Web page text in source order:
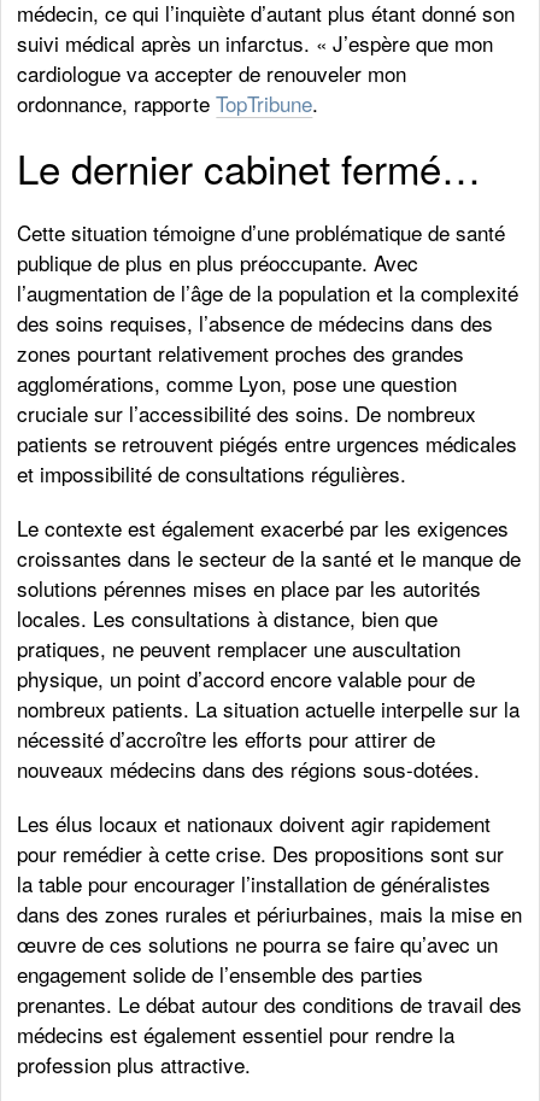
médecin, ce qui l’inquiète d’autant plus étant donné son
suivi médical après un infarctus. « J’espère que mon
cardiologue va accepter de renouveler mon
ordonnance, rapporteTopTribune.
Le dernier cabinet fermé…
Cette situation témoigne d’une problématique de santé
publique de plus en plus préoccupante. Avec
l’augmentation de l’âge de la population et la complexité
des soins requises, l’absence de médecins dans des
zones pourtant relativement proches des grandes
agglomérations, comme Lyon, pose une question
cruciale sur l’accessibilité des soins. De nombreux
patients se retrouvent piégés entre urgences médicales
et impossibilité de consultations régulières.
Le contexte est également exacerbé par les exigences
croissantes dans le secteur de la santé et le manque de
solutions pérennes mises en place par les autorités
locales. Les consultations à distance, bien que
pratiques, ne peuvent remplacer une auscultation
physique, un point d’accord encore valable pour de
nombreux patients. La situation actuelle interpelle sur la
nécessité d’accroître les efforts pour attirer de
nouveaux médecins dans des régions sous-dotées.
Les élus locaux et nationaux doivent agir rapidement
pour remédier à cette crise. Des propositions sont sur
la table pour encourager l’installation de généralistes
dans des zones rurales et périurbaines, mais la mise en
œuvre de ces solutions ne pourra se faire qu’avec un
engagement solide de l’ensemble des parties
prenantes. Le débat autour des conditions de travail des
médecins est également essentiel pour rendre la
profession plus attractive.